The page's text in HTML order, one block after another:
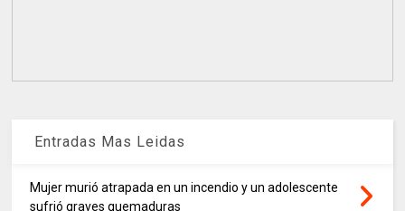
Entradas Mas Leidas
Mujer murió atrapada en un incendio y un adolescente
sufrió graves quemaduras